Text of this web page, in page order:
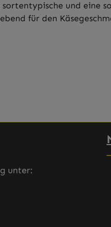
sortentypische und
für den
unter: